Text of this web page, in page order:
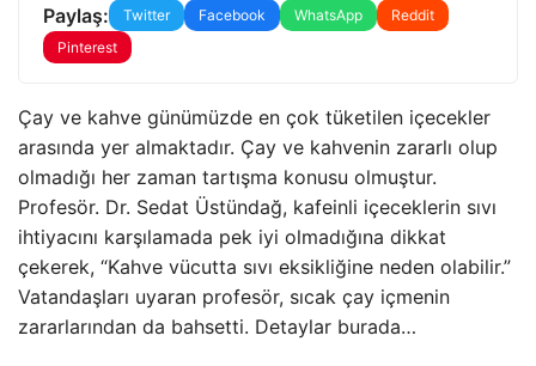
Paylaş: Twitter Facebook WhatsApp
Reddit
Pinterest
Çay ve kahve günümüzde en çok tüketilen içecekler
arasında yer almaktadır. Çay ve kahvenin zararlı olup
olmadığı her zaman tartışma konusu olmuştur.
Profesör. Dr. Sedat Üstündağ, kafeinli içeceklerin sıvı
ihtiyacını karşılamada pek iyi olmadığına dikkat
çekerek, “Kahve vücutta sıvı eksikliğine neden olabilir.”
Vatandaşları uyaran profesör, sıcak çay içmenin
zararlarından da bahsetti. Detaylar burada…